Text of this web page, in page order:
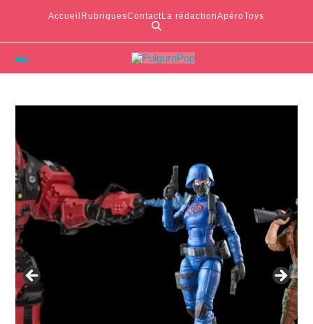
Accueil RubriquesContactLa rédactionApéroToys